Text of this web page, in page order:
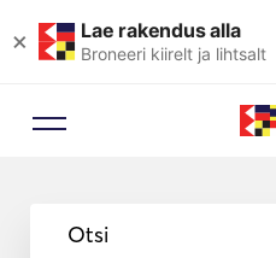
× Lae rakendus alla
Broneeri kiirelt ja lihtsalt
Otsi